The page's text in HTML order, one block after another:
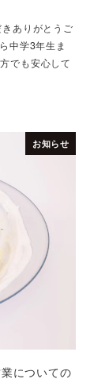
ありがとうご
中学3年生ま
でも安心して
お知らせ
についての